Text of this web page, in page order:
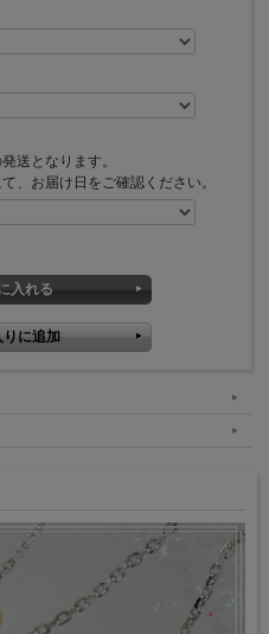
送となります。
、お届け日をご確認ください。